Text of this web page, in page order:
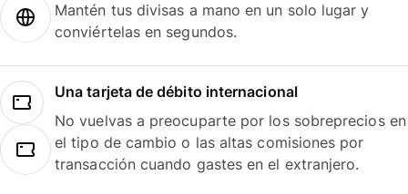
Mantén tus divisas a mano en un solo lugar y
conviértelas en segundos.
Una tarjeta de débito internacional
No vuelvas a preocuparte por los sobreprecios en
el tipo de cambio o las altas comisiones por
transacción cuando gastes en el extranjero.